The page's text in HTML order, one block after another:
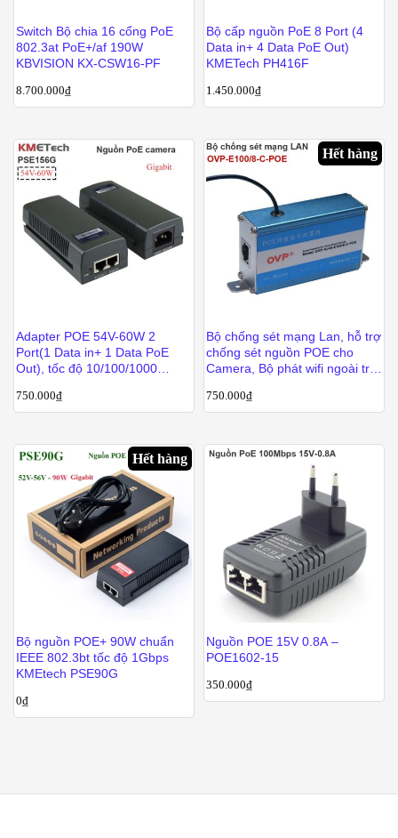
Switch Bộ chia 16 cổng PoE
802.3at PoE+/af 190W
KBVISION KX-CSW16-PF
8.700.000₫
Bộ cấp nguồn PoE 8 Port (4
Data in+ 4 Data PoE Out)
KMETech PH416F
1.450.000₫
Adapter POE 54V-60W 2
Port(1 Data in+ 1 Data PoE
Out), tốc độ 10/100/1000
750.000₫
Hết hàng
Bộ chống sét mạng Lan, hỗ trợ
chống sét nguồn POE cho
Camera, Bộ phát wifi ngoài trời
750.000₫
Hết hàng
Bộ nguồn POE+ 90W chuẩn
IEEE 802.3bt tốc độ 1Gbps
KMEtech PSE90G
0₫
Nguồn POE 15V 0.8A –
POE1602-15
350.000₫